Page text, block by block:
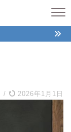
/ 2026年1月1日